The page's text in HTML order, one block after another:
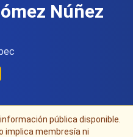
Núñez
pública disponible.
implica membresía ni